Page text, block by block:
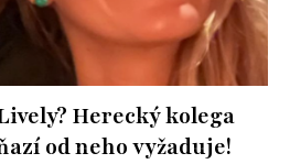
Herecký kolega
od neho vyžaduje!